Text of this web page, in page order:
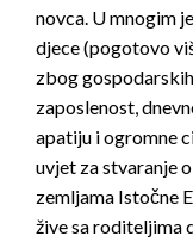
novca. U mnogim
djece (pogotovo
zbog
zaposlenost,
apatiju i ogromne
uvjet za stvaranje
zemljama Istočne
žive sa roditeljima